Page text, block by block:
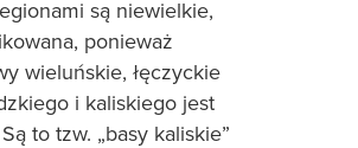
są niewielkie,
ponieważ
wieluńskie, łęczyckie
i kaliskiego jest
to tzw. „basy kaliskie”